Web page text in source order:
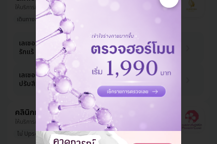
ให้บริการที่ บางนา
เดินทางสะดวก
เลเซอร์ GentleYAG Pro กำจัดขน
รักแร้ 1 ครั้ง
1,455 บาท
3,000 บาท -52%
เลเซอร์ Revlite Q-Switch Nd:YAG
ปรับสีผิวรักแร้ 1 ครั้ง
1,455 บาท
3,000 บาท -52%
คลินิกหมอปรางทิพย์
ให้บริการที่ ห้วยขวาง
ไม่ Upsell
รีวิวดีลูกค้ารัก